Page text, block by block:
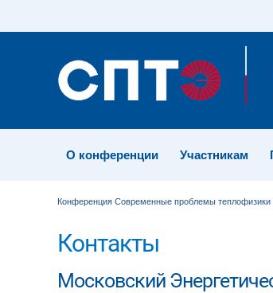
О конференции Участникам
Конференция Современные проблемы теплофизики
Контакты
Московский